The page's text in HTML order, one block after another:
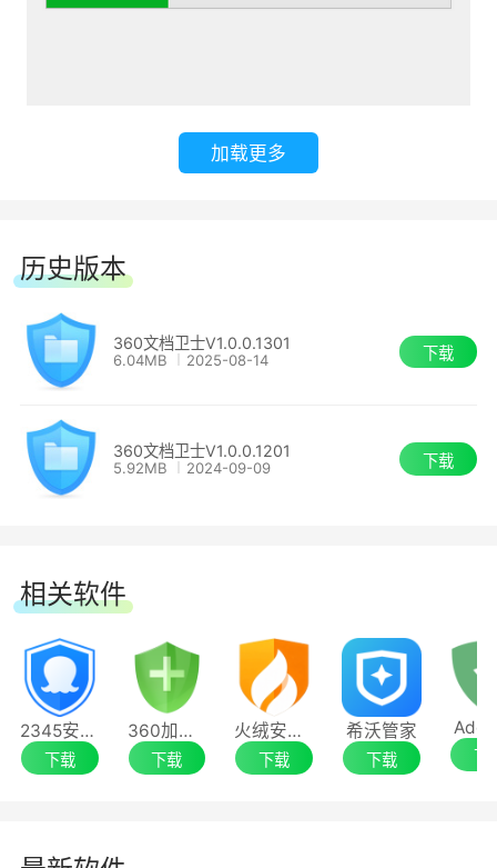
加载更多
历史版本
360文档卫士V1.0.0.1301
6.04MB 2025-08-14 下载
360文档卫士V1.0.0.1201
5.92MB 2024-09-09 下载
相关软件
2345安全卫士增强版
下载
360加固助手
下载
火绒安全软件6.0
下载
希沃管家
下载 下